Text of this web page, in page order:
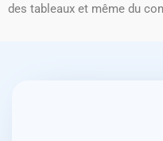
des tableaux et même du